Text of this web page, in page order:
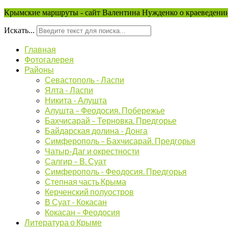
Крымские маршруты - сайт Валентина Нужденко о
Искать...
Главная
Фотогалерея
Районы
Севастополь - Ласпи
Ялта - Ласпи
Никита - Алушта
Алушта – Феодосия. Побережье
Бахчисарай – Терновка. Предгорье
Байдарская долина - Донга
Симферополь – Бахчисарай. Предгорья
Чатыр-Даг и окрестности
Салгир – В. Суат
Симферополь - Феодосия. Предгорья
Степная часть Крыма
Керченский полуостров
В Суат - Кокасан
Кокасан – Феодосия
Литература о Крыме